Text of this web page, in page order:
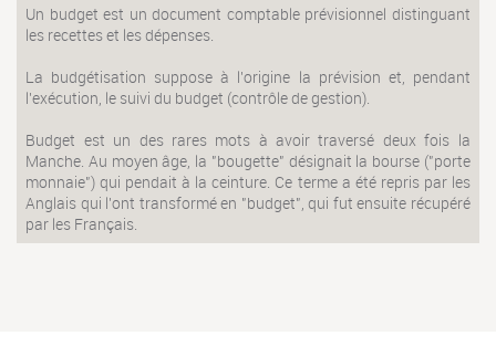
Un budget est un document comptable prévisionnel distinguant
les recettes et les dépenses.
La budgétisation suppose à l'origine la prévision et, pendant
l'exécution, le suivi du budget (contrôle de gestion).
Budget est un des rares mots à avoir traversé deux fois la
Manche. Au moyen âge, la "bougette" désignait la bourse ("porte
monnaie") qui pendait à la ceinture. Ce terme a été repris par les
Anglais qui l'ont transformé en "budget", qui fut ensuite récupéré
par les Français.